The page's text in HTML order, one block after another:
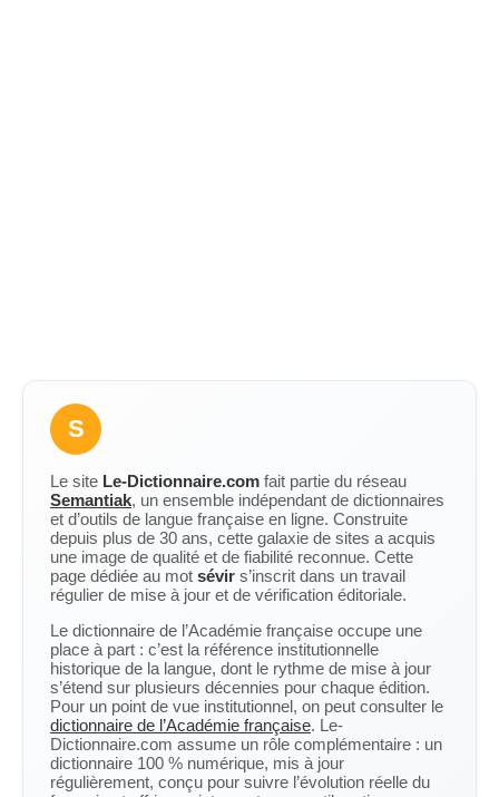
S
Le site Le-Dictionnaire.com fait partie du réseau
Semantiak, un ensemble indépendant de dictionnaires
et d’outils de langue française en ligne. Construite
depuis plus de 30 ans, cette galaxie de sites a acquis
une image de qualité et de fiabilité reconnue. Cette
page dédiée au mot sévir s’inscrit dans un travail
régulier de mise à jour et de vérification éditoriale.
Le dictionnaire de l’Académie française occupe une
place à part : c’est la référence institutionnelle
historique de la langue, dont le rythme de mise à jour
s’étend sur plusieurs décennies pour chaque édition.
Pour un point de vue institutionnel, on peut consulter le
dictionnaire de l’Académie française. Le-
Dictionnaire.com assume un rôle complémentaire : un
dictionnaire 100 % numérique, mis à jour
régulièrement, conçu pour suivre l’évolution réelle du